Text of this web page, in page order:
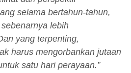
selama bertahun-tahun,
lebih
yang terpenting,
harus mengorbankan jutaan
satu hari perayaan.”